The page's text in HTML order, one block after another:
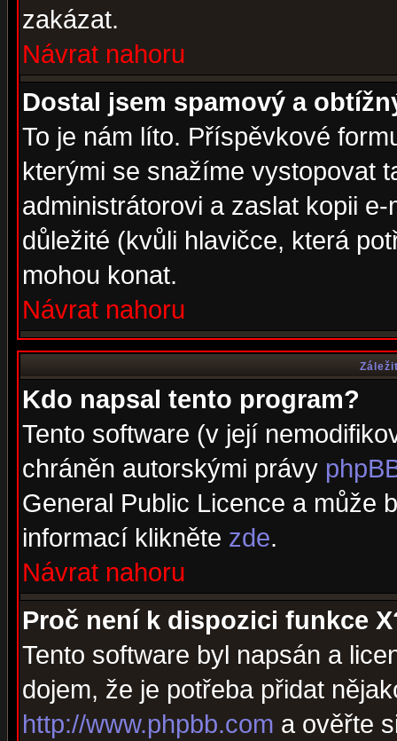
zakázat.
Návrat nahoru
Dostal jsem spamový a
To je nám líto. Příspěvkové
kterými se snažíme vystopovat
administrátorovi a zaslat kopii
důležité (kvůli hlavičce, která
mohou konat.
Návrat nahoru
Kdo napsal tento program?
Tento software (v její
chráněn autorskými právy
General Public Licence a může
informací klikněte zde.
Návrat nahoru
Proč není k dispozici funkce
Tento software byl napsán a
dojem, že je potřeba přidat
http://www.phpbb.com a ověřte